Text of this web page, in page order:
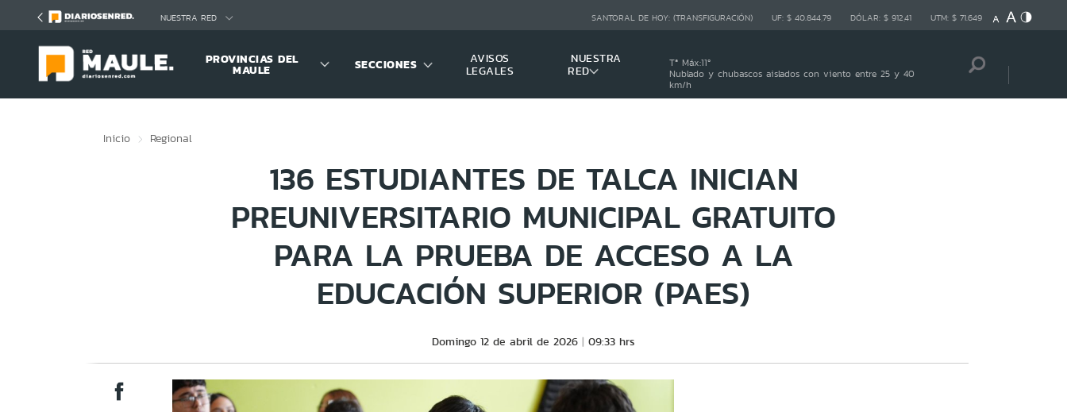
NUESTRA RED SANTORAL DE HOY: (TRANSFIGURACIÓN) UF: $ 40.844,79 DÓLAR: $ 912,41 UTM: $ 71.649
PROVINCIAS DEL
MAULE SECCIONES
AVISOS
LEGALES
NUESTRA
RED
Tª Máx:11º
Nublado y chubascos aislados con viento entre 25 y 40
km/h
Inicio Regional
136 ESTUDIANTES DE TALCA INICIAN
PREUNIVERSITARIO MUNICIPAL GRATUITO
PARA LA PRUEBA DE ACCESO A LA
EDUCACIÓN SUPERIOR (PAES)
Domingo 12 de abril de 2026 09:33 hrs